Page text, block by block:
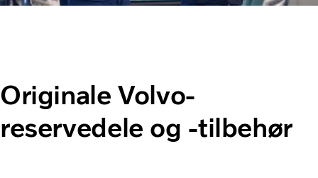
Originale Volvo-
reservedele og -tilbehør